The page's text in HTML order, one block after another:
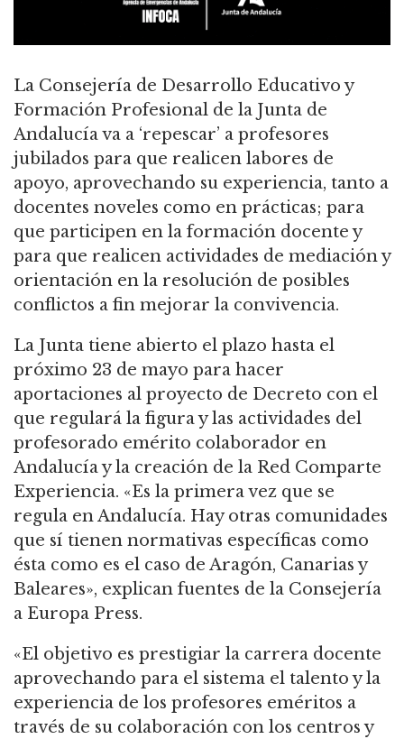
La Consejería de Desarrollo Educativo y
Formación Profesional de la Junta de
Andalucía va a ‘repescar’ a profesores
jubilados para que realicen labores de
apoyo, aprovechando su experiencia, tanto a
docentes noveles como en prácticas; para
que participen en la formación docente y
para que realicen actividades de mediación y
orientación en la resolución de posibles
conflictos a fin mejorar la convivencia.
La Junta tiene abierto el plazo hasta el
próximo 23 de mayo para hacer
aportaciones al proyecto de Decreto con el
que regulará la figura y las actividades del
profesorado emérito colaborador en
Andalucía y la creación de la Red Comparte
Experiencia. «Es la primera vez que se
regula en Andalucía. Hay otras comunidades
que sí tienen normativas específicas como
ésta como es el caso de Aragón, Canarias y
Baleares», explican fuentes de la Consejería
a Europa Press.
«El objetivo es prestigiar la carrera docente
aprovechando para el sistema el talento y la
experiencia de los profesores eméritos a
través de su colaboración con los centros y